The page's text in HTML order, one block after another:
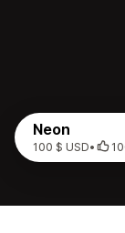
Neon
100 $ USD•